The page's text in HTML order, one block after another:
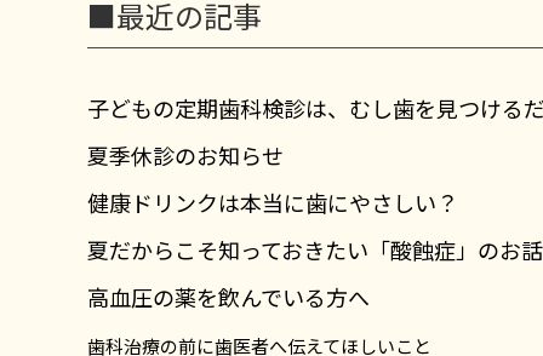
■最近の記事
子どもの定期歯科検診は、むし歯を見つける
夏季休診のお知らせ
健康ドリンクは本当に歯にやさしい？
夏だからこそ知っておきたい「酸蝕症」のお話
高血圧の薬を飲んでいる方へ
歯科治療の前に歯医者へ伝えてほしいこと